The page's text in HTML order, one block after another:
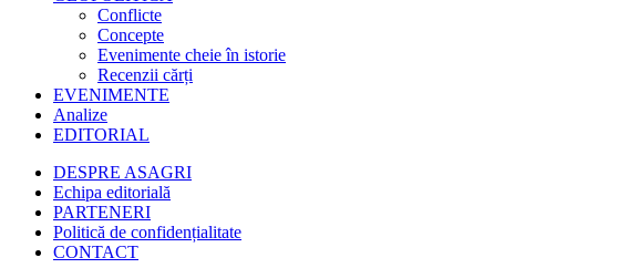
Conflicte
Concepte
Evenimente cheie în istorie
Recenzii cărți
EVENIMENTE
Analize
EDITORIAL
DESPRE ASAGRI
Echipa editorială
PARTENERI
Politică de confidențialitate
CONTACT